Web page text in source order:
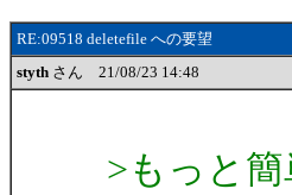
RE:09518 deletefile への要望
styth さん 21/08/23 14:48
>もっと